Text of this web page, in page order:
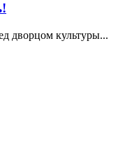
дворцом культуры...